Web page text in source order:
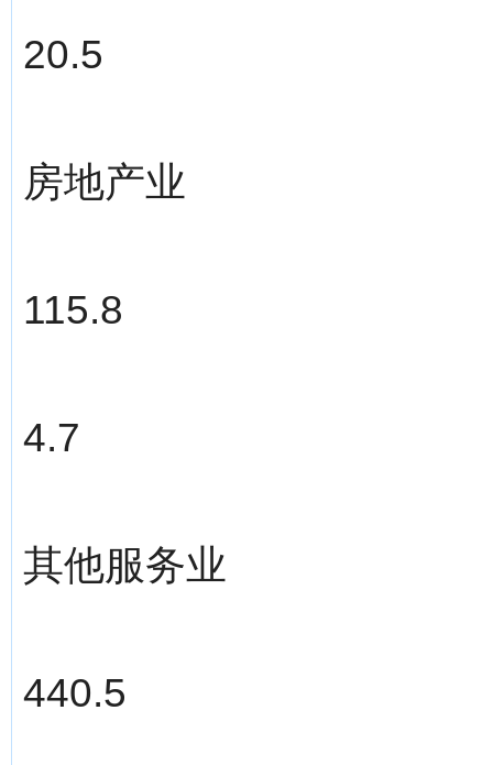
20.5
房地产业
115.8
4.7
其他服务业
440.5